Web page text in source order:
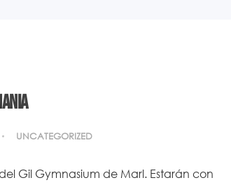
UNCATEGORIZED
Gil Gymnasium de Marl. Estarán con